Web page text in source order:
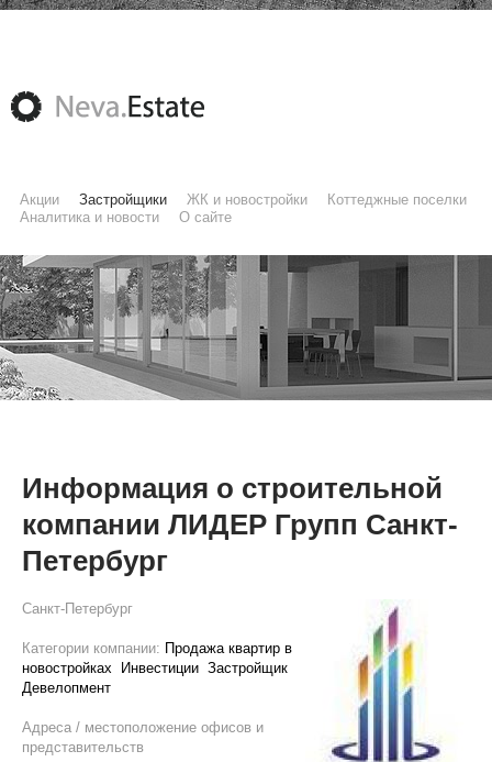
Акции Застройщики ЖК и новостройки
Коттеджные поселки
Аналитика и новости
О сайте
Информация о строительной
компании ЛИДЕР Групп Санкт-
Петербург
Санкт-Петербург
Категории компании: Продажа квартир в
новостройках
Инвестиции Застройщик
Девелопмент
Адреса / местоположение офисов и
представительств